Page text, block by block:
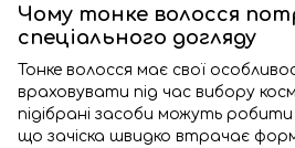
Чому тонке волосся
спеціального догляду
Тонке волосся має свої
враховувати під час вибору
підібрані засоби можуть
що зачіска швидко втрачає